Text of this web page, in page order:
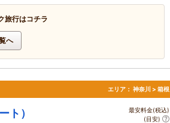
旅行はコチラ
へ
エリア： 神奈川 > 箱根
ト）
最安料金(税込)
(目安)